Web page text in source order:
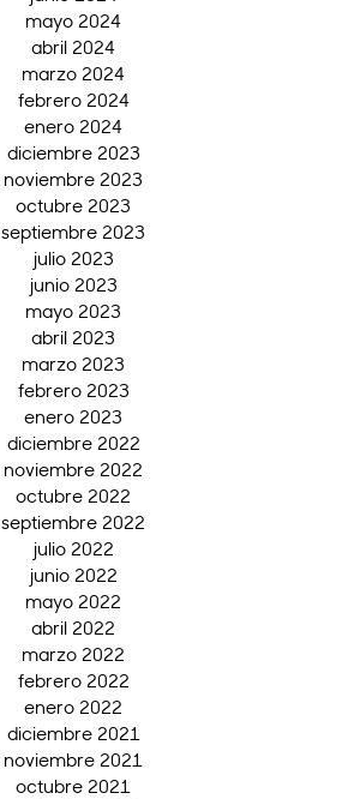
mayo 2024
abril 2024
marzo 2024
febrero 2024
enero 2024
diciembre 2023
noviembre 2023
octubre 2023
septiembre 2023
julio 2023
junio 2023
mayo 2023
abril 2023
marzo 2023
febrero 2023
enero 2023
diciembre 2022
noviembre 2022
octubre 2022
septiembre 2022
julio 2022
junio 2022
mayo 2022
abril 2022
marzo 2022
febrero 2022
enero 2022
diciembre 2021
noviembre 2021
octubre 2021